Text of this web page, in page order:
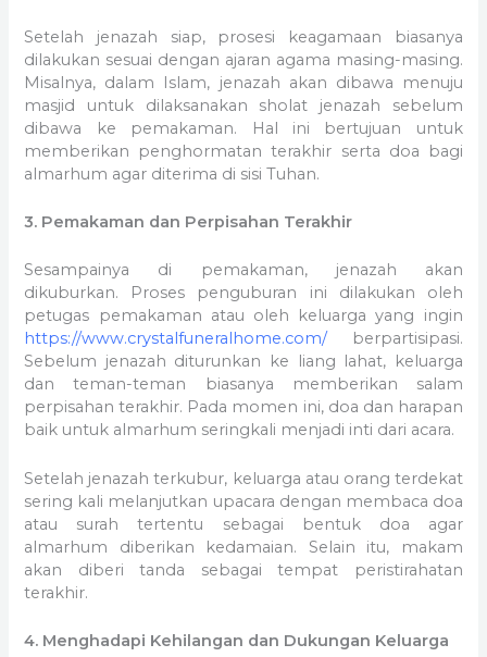
Setelah jenazah siap, prosesi keagamaan biasanya
dilakukan sesuai dengan ajaran agama masing-masing.
Misalnya, dalam Islam, jenazah akan dibawa menuju
masjid untuk dilaksanakan sholat jenazah sebelum
dibawa ke pemakaman. Hal ini bertujuan untuk
memberikan penghormatan terakhir serta doa bagi
almarhum agar diterima di sisi Tuhan.
3. Pemakaman dan Perpisahan Terakhir
Sesampainya di pemakaman, jenazah akan
dikuburkan. Proses penguburan ini dilakukan oleh
petugas pemakaman atau oleh keluarga yang ingin
https://www.crystalfuneralhome.com/ berpartisipasi.
Sebelum jenazah diturunkan ke liang lahat, keluarga
dan teman-teman biasanya memberikan salam
perpisahan terakhir. Pada momen ini, doa dan harapan
baik untuk almarhum seringkali menjadi inti dari acara.
Setelah jenazah terkubur, keluarga atau orang terdekat
sering kali melanjutkan upacara dengan membaca doa
atau surah tertentu sebagai bentuk doa agar
almarhum diberikan kedamaian. Selain itu, makam
akan diberi tanda sebagai tempat peristirahatan
terakhir.
4. Menghadapi Kehilangan dan Dukungan Keluarga